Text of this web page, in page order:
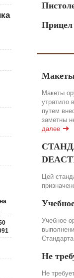
Прицел
Макеты
Макеты
утратило
путем
заметны
далее
Цей
Учебное
Не
Не